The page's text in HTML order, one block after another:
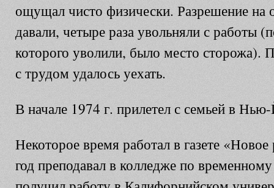
ощущал чисто физически. Разрешение на
давали, четыре раза увольняли с работы
которого уволили, было место сторожа).
с трудом удалось уехать.
В начале 1974 г. прилетел с семьей в
Некоторое время работал в газете
год преподавал в колледже по